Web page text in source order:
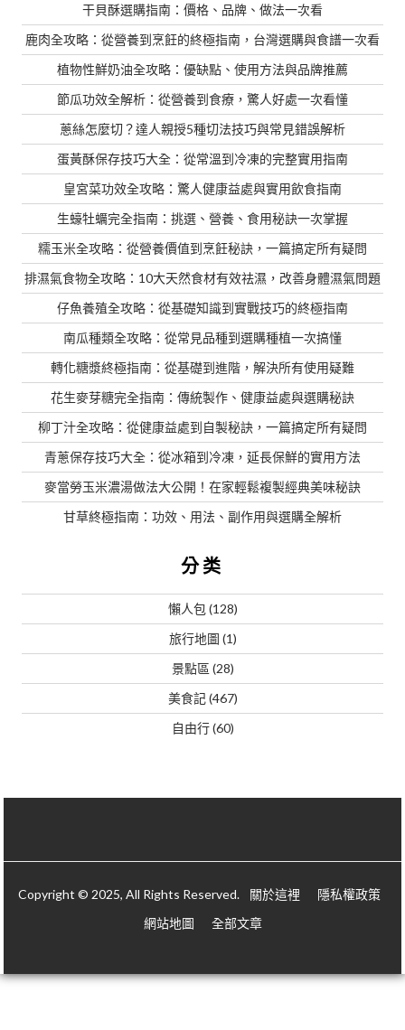
干貝酥選購指南：價格、品牌、做法一次看
鹿肉全攻略：從營養到烹飪的終極指南，台灣選購與食譜一次看
植物性鮮奶油全攻略：優缺點、使用方法與品牌推薦
節瓜功效全解析：從營養到食療，驚人好處一次看懂
蔥絲怎麼切？達人親授5種切法技巧與常見錯誤解析
蛋黃酥保存技巧大全：從常溫到冷凍的完整實用指南
皇宮菜功效全攻略：驚人健康益處與實用飲食指南
生蠔牡蠣完全指南：挑選、營養、食用秘訣一次掌握
糯玉米全攻略：從營養價值到烹飪秘訣，一篇搞定所有疑問
排濕氣食物全攻略：10大天然食材有效祛濕，改善身體濕氣問題
仔魚養殖全攻略：從基礎知識到實戰技巧的終極指南
南瓜種類全攻略：從常見品種到選購種植一次搞懂
轉化糖漿終極指南：從基礎到進階，解決所有使用疑難
花生麥芽糖完全指南：傳統製作、健康益處與選購秘訣
柳丁汁全攻略：從健康益處到自製秘訣，一篇搞定所有疑問
青蔥保存技巧大全：從冰箱到冷凍，延長保鮮的實用方法
麥當勞玉米濃湯做法大公開！在家輕鬆複製經典美味秘訣
甘草終極指南：功效、用法、副作用與選購全解析
分类
懶人包 (128)
旅行地圖 (1)
景點區 (28)
美食記(467)
自由行(60)
Copyright © 2025, All Rights Reserved. 關於這裡
隱私權政策
網站地圖
全部文章